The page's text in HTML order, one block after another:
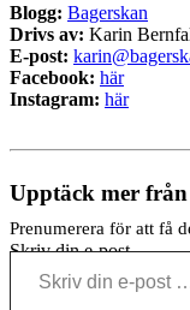
Blogg: Bagerskan
Drivs av: Karin
E-post:
Facebook: här
Instagram: här
Upptäck mer
Prenumerera för att få
Skriv din e-post …